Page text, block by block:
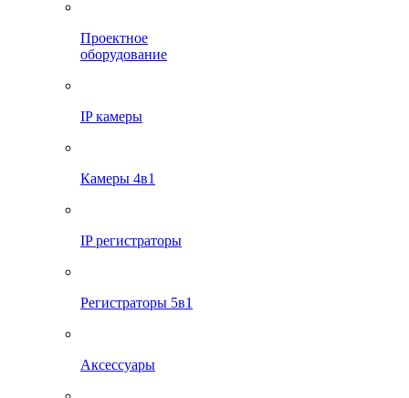
Проектное
оборудование
IP камеры
Камеры 4в1
IP регистраторы
Регистраторы 5в1
Аксессуары